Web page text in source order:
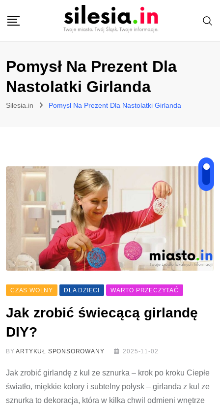
Pomysł Na Prezent Dla
Nastolatki Girlanda
Silesia.in Pomysł Na Prezent Dla Nastolatki Girlanda
CZAS WOLNY DLA DZIECI WARTO PRZECZYTAĆ
Jak zrobić świecącą girlandę
DIY?
BYARTYKUŁ SPONSOROWANY 2025-11-02
Jak zrobić girlandę z kul ze sznurka – krok po kroku Ciepłe
światło, miękkie kolory i subtelny połysk – girlanda z kul ze
sznurka to dekoracja, która w kilka chwil odmieni wnętrze